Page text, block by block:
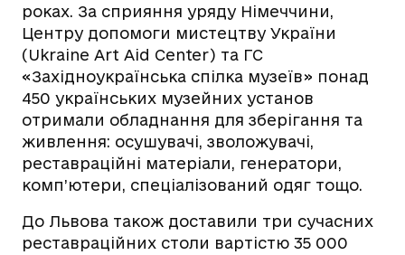
роках. За сприяння уряду Німеччини,
Центру допомоги мистецтву України
(Ukraine Art Aid Center) та ГС
«Західноукраїнська спілка музеїв» понад
450 українських музейних установ
отримали обладнання для зберігання та
живлення: осушувачі, зволожувачі,
реставраційні матеріали, генератори,
комп’ютери, спеціалізований одяг тощо.
До Львова також доставили три сучасних
реставраційних столи вартістю 35 000